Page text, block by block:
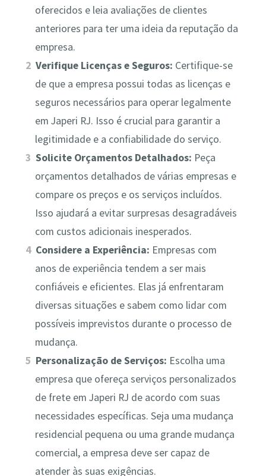
oferecidos e leia avaliações de clientes
anteriores para ter uma ideia da reputação da
empresa.
Verifique Licenças e Seguros: Certifique-se
de que a empresa possui todas as licenças e
seguros necessários para operar legalmente
em Japeri RJ. Isso é crucial para garantir a
legitimidade e a confiabilidade do serviço.
Solicite Orçamentos Detalhados: Peça
orçamentos detalhados de várias empresas e
compare os preços e os serviços incluídos.
Isso ajudará a evitar surpresas desagradáveis
com custos adicionais inesperados.
Considere a Experiência: Empresas com
anos de experiência tendem a ser mais
confiáveis e eficientes. Elas já enfrentaram
diversas situações e sabem como lidar com
possíveis imprevistos durante o processo de
mudança.
Personalização de Serviços: Escolha uma
empresa que ofereça serviços personalizados
de frete em Japeri RJ de acordo com suas
necessidades específicas. Seja uma mudança
residencial pequena ou uma grande mudança
comercial, a empresa deve ser capaz de
atender às suas exigências.